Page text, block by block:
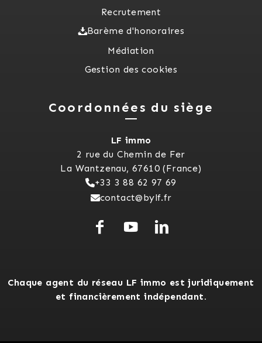
Recrutement
Barème d'honoraires
Médiation
Gestion des cookies
Coordonnées du siège
LF immo
2 rue du Chemin de Fer
La Wantzenau, 67610 (France)
+33 3 88 62 97 69
contact@bylf.fr
Chaque agent du réseau LF immo est juridiquement
et financièrement indépendant.